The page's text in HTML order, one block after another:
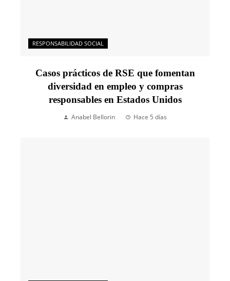
RESPONSABILIDAD SOCIAL
Casos prácticos de RSE que fomentan
diversidad en empleo y compras
responsables en Estados Unidos
Anabel Bellorin Hace 5 días